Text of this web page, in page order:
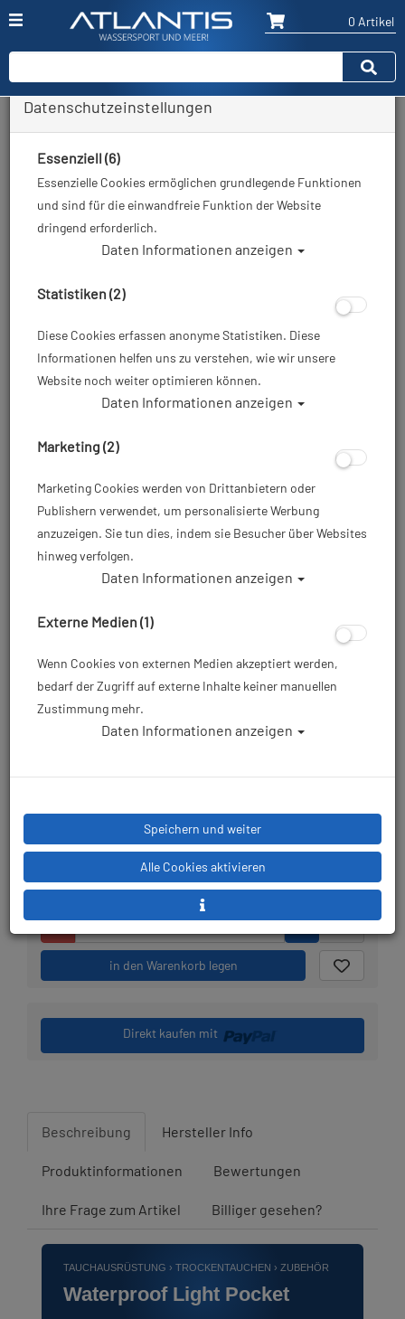
0 Artikel
Zurück
Waterproof Light Pocket
49,00 €*
Herstellerpreis: 49,00 €
in den Warenkorb legen
Direkt kaufen mit
Beschreibung Hersteller Info
Produktinformationen Bewertungen
Ihre Frage zum Artikel Billiger gesehen?
TAUCHAUSRÜSTUNG › TROCKENTAUCHEN › ZUBEHÖR
Waterproof Light Pocket
Datenschutzeinstellungen
Essenziell (6)
Essenzielle Cookies ermöglichen grundlegende Funktionen
und sind für die einwandfreie Funktion der Website
dringend erforderlich.
Daten Informationen anzeigen
Statistiken (2)
Diese Cookies erfassen anonyme Statistiken. Diese
Informationen helfen uns zu verstehen, wie wir unsere
Website noch weiter optimieren können.
Daten Informationen anzeigen
Marketing (2)
Marketing Cookies werden von Drittanbietern oder
Publishern verwendet, um personalisierte Werbung
anzuzeigen. Sie tun dies, indem sie Besucher über Websites
hinweg verfolgen.
Daten Informationen anzeigen
Externe Medien (1)
Wenn Cookies von externen Medien akzeptiert werden,
bedarf der Zugriff auf externe Inhalte keiner manuellen
Zustimmung mehr.
Daten Informationen anzeigen
Speichern und weiter
Alle Cookies aktivieren